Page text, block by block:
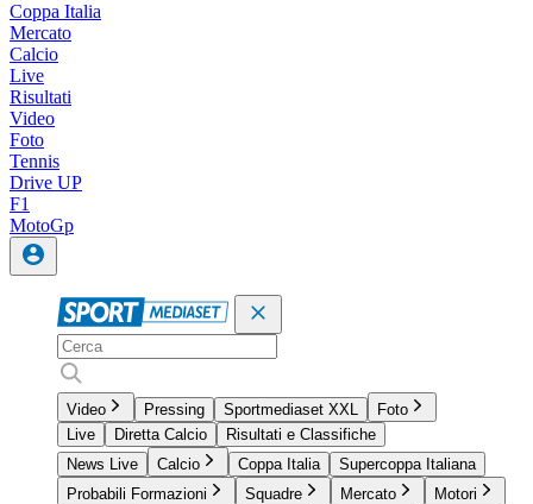
Coppa Italia
Mercato
Calcio
Live
Risultati
Video
Foto
Tennis
Drive UP
F1
MotoGp
Video Pressing Sportmediaset XXL
Foto
Live
Diretta Calcio
Risultati e Classifiche
News Live
Calcio Coppa Italia
Supercoppa Italiana
Probabili Formazioni
Squadre Mercato
Motori